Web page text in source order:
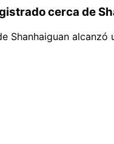
cerca de
Shanhaiguan